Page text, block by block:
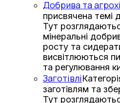
Добрива та
присвячена темі
Тут
мінеральні
росту та
висвітлюються
та регулювання
Заготівлі
заготівлям та
Тут